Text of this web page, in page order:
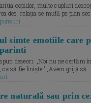
copiilor, multe cupluri
des: relația se mută pe plan
simte emotiile care
deseori: „Noi nu ne certăm
ca să fie liniște.” „Avem grijă
naturală sau prin